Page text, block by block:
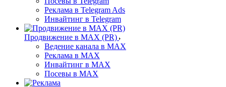
Реклама в Telegram Ads
Инвайтинг в Telegram
Продвижение в MAX (PR)
Ведение канала в MAX
Реклама в MAX
Инвайтинг в MAX
Посевы в MAX